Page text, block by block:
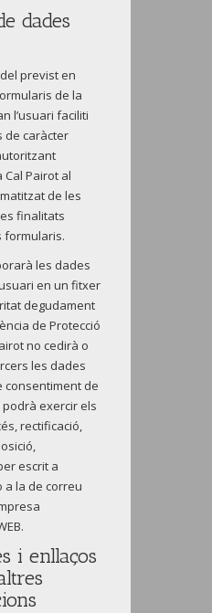
dades
previst en
de la
l’usuari faciliti
de caràcter
Pairot al
de les
finalitats
formularis.
les dades
en un fitxer
degudament
de Protecció
no cedirà o
les dades
consentiment de
podrà exercir els
rectificació,
escrit a
a la de correu
i enllaços